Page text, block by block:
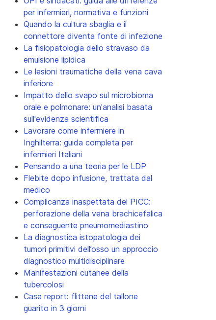
per infermieri, normativa e funzioni
Quando la cultura sbaglia e il
connettore diventa fonte di infezione
La fisiopatologia dello stravaso da
emulsione lipidica
Le lesioni traumatiche della vena cava
inferiore
Impatto dello svapo sul microbioma
orale e polmonare: un'analisi basata
sull'evidenza scientifica
Lavorare come infermiere in
Inghilterra: guida completa per
infermieri Italiani
Pensando a una teoria per le LDP
Flebite dopo infusione, trattata dal
medico
Complicanza inaspettata del PICC:
perforazione della vena brachicefalica
e conseguente pneumomediastino
La diagnostica istopatologia dei
tumori primitivi dell’osso un approccio
diagnostico multidisciplinare
Manifestazioni cutanee della
tubercolosi
Case report: flittene del tallone
guarito in 3 giorni